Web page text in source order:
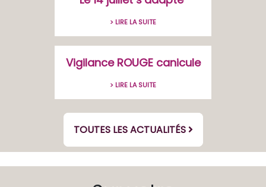
> LIRE LA SUITE
Vigilance ROUGE canicule
> LIRE LA SUITE
TOUTES LES ACTUALITÉS